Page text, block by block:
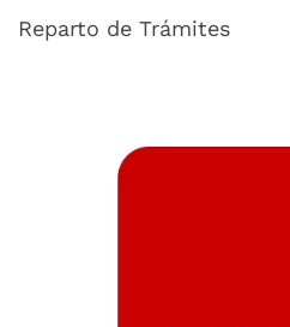
Reparto de Trámites